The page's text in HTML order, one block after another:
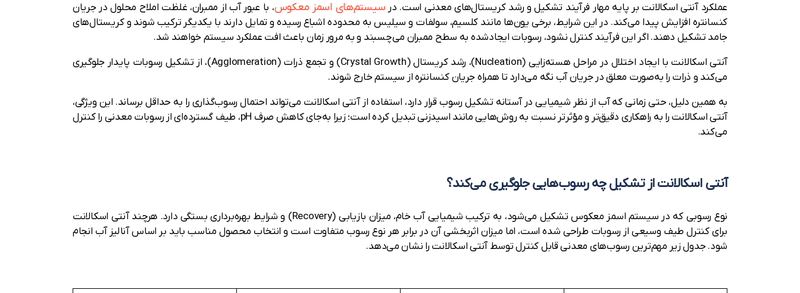
عملکرد آنتی اسکالانت بر پایه مهار فرآیند تشکیل و رشد کریستال‌های معدنی است. در سیستم‌های اسمز معکوس، با عبور آب از ممبران، غلظت املاح محلول در جریان
کنسانتره افزایش پیدا می‌کند. در این شرایط، برخی یون‌ها مانند کلسیم، سولفات و سیلیس به محدوده اشباع رسیده و تمایل دارند با یکدیگر ترکیب شوند و کریستال‌های
جامد تشکیل دهند. اگر این فرآیند کنترل نشود، رسوبات ایجادشده به سطح ممبران می‌چسبند و به مرور زمان باعث افت عملکرد سیستم خواهند شد.
آنتی اسکالانت با ایجاد اختلال در مراحل هسته‌زایی (Nucleation)، رشد کریستال (Crystal Growth) و تجمع ذرات (Agglomeration)، از تشکیل رسوبات پایدار جلوگیری
می‌کند و ذرات را به‌صورت معلق در جریان آب نگه می‌دارد تا همراه جریان کنسانتره از سیستم خارج شوند.
به همین دلیل، حتی زمانی که آب از نظر شیمیایی در آستانه تشکیل رسوب قرار دارد، استفاده از آنتی اسکالانت می‌تواند احتمال رسوب‌گذاری را به حداقل برساند. این ویژگی،
آنتی اسکالانت را به راهکاری دقیق‌تر و مؤثرتر نسبت به روش‌هایی مانند اسیدزنی تبدیل کرده است؛ زیرا به‌جای کاهش صرف pH، طیف گسترده‌ای از رسوبات معدنی را کنترل
می‌کند.
آنتی اسکالانت از تشکیل چه رسوب‌هایی جلوگیری می‌کند؟
نوع رسوبی که در سیستم اسمز معکوس تشکیل می‌شود، به ترکیب شیمیایی آب خام، میزان بازیابی (Recovery) و شرایط بهره‌برداری بستگی دارد. هرچند آنتی اسکالانت
برای کنترل طیف وسیعی از رسوبات طراحی شده است، اما میزان اثربخشی آن در برابر هر نوع رسوب متفاوت است و انتخاب محصول مناسب باید بر اساس آنالیز آب انجام
شود. جدول زیر مهم‌ترین رسوب‌های معدنی قابل کنترل توسط آنتی اسکالانت را نشان می‌دهد.